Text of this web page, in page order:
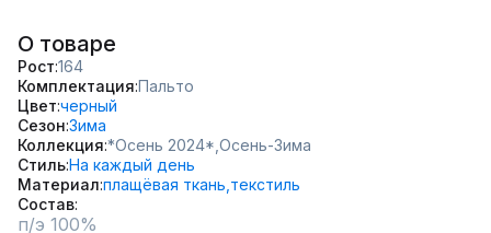
О товаре
Рост 164
Комплектация Пальто
Цвет черный
Сезон Зима
Коллекция *Осень 2024*, Осень-Зима
СтильНа каждый день
Материал плащёвая ткань, текстиль
Состав